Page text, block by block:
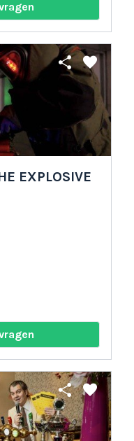
share favorite
EXPLOSIVE
share favorite